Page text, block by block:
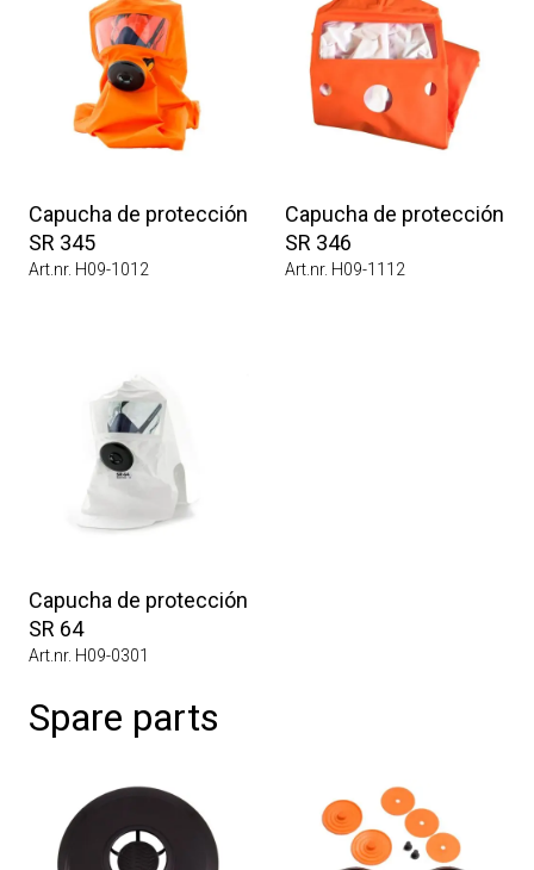
Capucha de protección
SR 345
Art.nr. H09-1012
Capucha de protección
SR 346
Art.nr. H09-1112
Capucha de protección
SR 64
Art.nr. H09-0301
Spare parts